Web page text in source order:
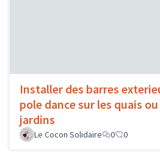
Installer des barres
pole dance sur les quais
jardins
Le Cocon Solidaire 0 0